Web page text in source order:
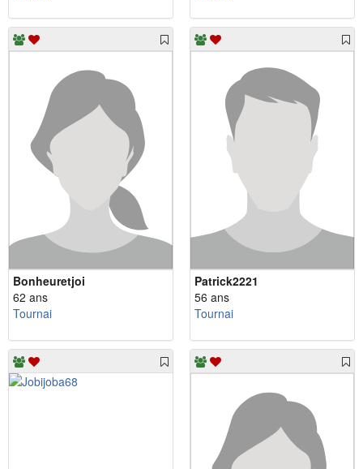
Bonheuretjoi
62 ans
Tournai
Patrick2221
56 ans
Tournai